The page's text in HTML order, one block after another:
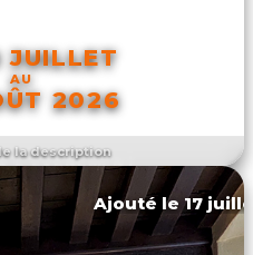
la description
JUILLET
AU
2026
L'ÉVÉNEMENT
Ajouté le 17